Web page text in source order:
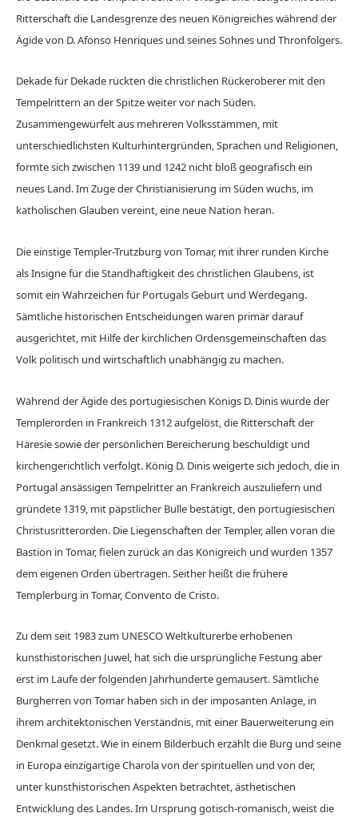
Ritterschaft die Landesgrenze des neuen Königreiches während der
Ägide von D. Afonso Henriques und seines Sohnes und Thronfolgers.
Dekade für Dekade rückten die christlichen Rückeroberer mit den
Tempelrittern an der Spitze weiter vor nach Süden.
Zusammengewürfelt aus mehreren Volksstämmen, mit
unterschiedlichsten Kulturhintergründen, Sprachen und Religionen,
formte sich zwischen 1139 und 1242 nicht bloß geografisch ein
neues Land. Im Zuge der Christianisierung im Süden wuchs, im
katholischen Glauben vereint, eine neue Nation heran.
Die einstige Templer-Trutzburg von Tomar, mit ihrer runden Kirche
als Insigne für die Standhaftigkeit des christlichen Glaubens, ist
somit ein Wahrzeichen für Portugals Geburt und Werdegang.
Sämtliche historischen Entscheidungen waren primär darauf
ausgerichtet, mit Hilfe der kirchlichen Ordensgemeinschaften das
Volk politisch und wirtschaftlich unabhängig zu machen.
Während der Ägide des portugiesischen Königs D. Dinis wurde der
Templerorden in Frankreich 1312 aufgelöst, die Ritterschaft der
Häresie sowie der persönlichen Bereicherung beschuldigt und
kirchengerichtlich verfolgt. König D. Dinis weigerte sich jedoch, die in
Portugal ansässigen Tempelritter an Frankreich auszuliefern und
gründete 1319, mit päpstlicher Bulle bestätigt, den portugiesischen
Christusritterorden. Die Liegenschaften der Templer, allen voran die
Bastion in Tomar, fielen zurück an das Königreich und wurden 1357
dem eigenen Orden übertragen. Seither heißt die frühere
Templerburg in Tomar, Convento de Cristo.
Zu dem seit 1983 zum UNESCO Weltkulturerbe erhobenen
kunsthistorischen Juwel, hat sich die ursprüngliche Festung aber
erst im Laufe der folgenden Jahrhunderte gemausert. Sämtliche
Burgherren von Tomar haben sich in der imposanten Anlage, in
ihrem architektonischen Verständnis, mit einer Bauerweiterung ein
Denkmal gesetzt. Wie in einem Bilderbuch erzählt die Burg und seine
in Europa einzigartige Charola von der spirituellen und von der,
unter kunsthistorischen Aspekten betrachtet, ästhetischen
Entwicklung des Landes. Im Ursprung gotisch-romanisch, weist die